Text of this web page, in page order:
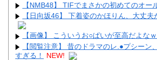
【NMB48】 TIFでまさかの初めてのオー
【日向坂46】 下着姿のかほりん、大丈夫
【画像】 こういうお○ぱいが至高だよな
【閲覧注意】 昔のドラマのレ.●プシーン
すぎる！
NEW!